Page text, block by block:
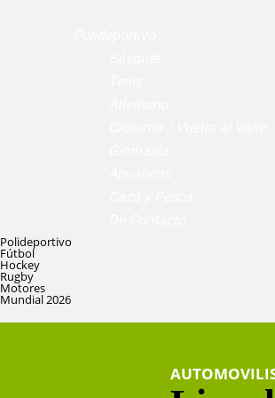
Polideportivo
Fútbol
Hockey
Rugby
Motores
Mundial 2026